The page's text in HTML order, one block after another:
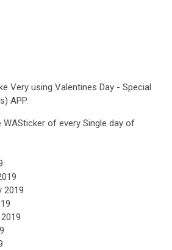
Very using Valentines Day - Special
APP.
WASticker of every Single day of
2019